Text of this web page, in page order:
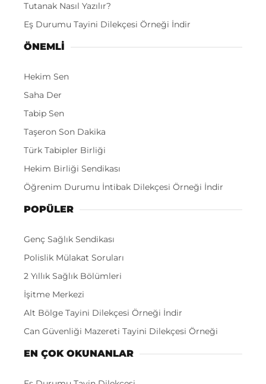
Tutanak Nasıl Yazılır?
Eş Durumu Tayini Dilekçesi Örneği İndir
ÖNEMLI
Hekim Sen
Saha Der
Tabip Sen
Taşeron Son Dakika
Türk Tabipler Birliği
Hekim Birliği Sendikası
Öğrenim Durumu İntibak Dilekçesi Örneği İndir
POPÜLER
Genç Sağlık Sendikası
Polislik Mülakat Soruları
2 Yıllık Sağlık Bölümleri
İşitme Merkezi
Alt Bölge Tayini Dilekçesi Örneği İndir
Can Güvenliği Mazereti Tayini Dilekçesi Örneği
EN ÇOK OKUNANLAR